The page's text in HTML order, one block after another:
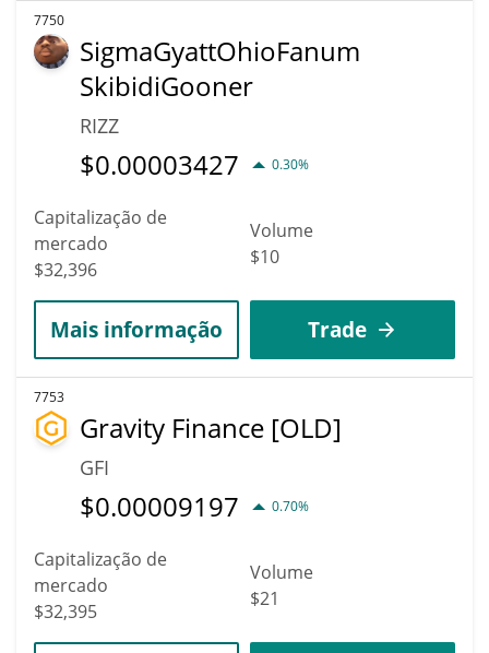
7750
SigmaGyattOhioFanum
SkibidiGooner
RIZZ
$0.00003427 0.30%
Capitalização de
mercado
$32,396
Volume
$10
Mais informação Trade
7753
Gravity Finance [OLD]
GFI
$0.00009197 0.70%
Capitalização de
mercado
$32,395
Volume
$21